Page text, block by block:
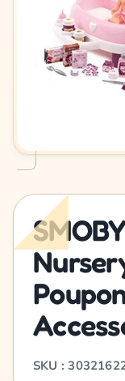
SKU :